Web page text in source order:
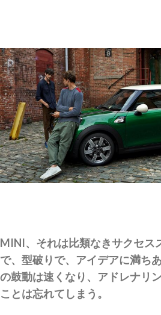
MINI、それは比類なきサクセス
で、型破りで、アイデアに満ち
の鼓動は速くなり、アドレナリ
ことは忘れてしまう。